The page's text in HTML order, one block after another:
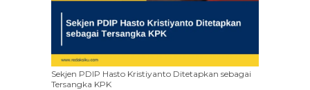
Sekjen PDIP Hasto Kristiyanto Ditetapkan sebagai
Tersangka KPK